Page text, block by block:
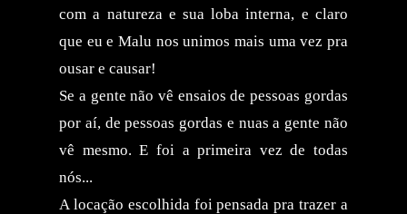
com a natureza e sua loba interna, e claro
que eu e Malu nos unimos mais uma vez pra
ousar e causar!
Se a gente não vê ensaios de pessoas gordas
por aí, de pessoas gordas e nuas a gente não
vê mesmo. E foi a primeira vez de todas
nós...
A locação escolhida foi pensada pra trazer a